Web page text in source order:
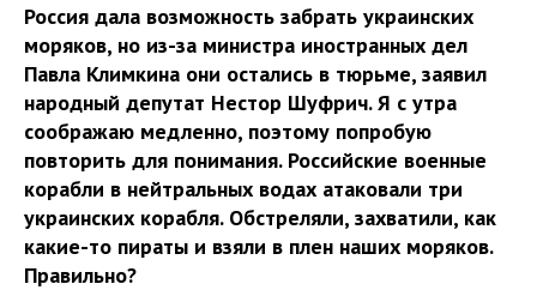
Россия дала возможность забрать украинских
моряков, но из-за министра иностранных дел
Павла Климкина они остались в тюрьме, заявил
народный депутат Нестор Шуфрич. Я с утра
соображаю медленно, поэтому попробую
повторить для понимания. Российские военные
корабли в нейтральных водах атаковали три
украинских корабля. Обстреляли, захватили, как
какие-то пираты и взяли в плен наших моряков.
Правильно?